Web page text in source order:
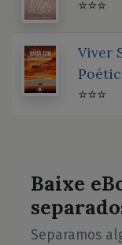
⭐⭐⭐
Viver
⭐⭐⭐
Baixe
Separamos